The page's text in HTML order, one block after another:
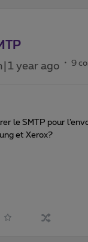
year ago 9
le SMTP pour
et Xerox?